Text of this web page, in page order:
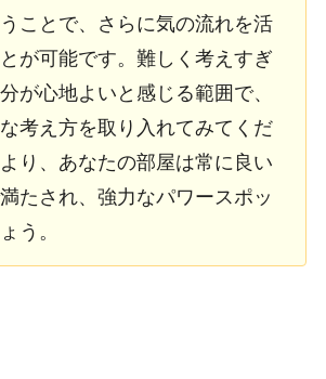
ことで、さらに気の流れを活
が可能です。難しく考えすぎ
が心地よいと感じる範囲で、
考え方を取り入れてみてくだ
り、あなたの部屋は常に良い
たされ、強力なパワースポッ
う。